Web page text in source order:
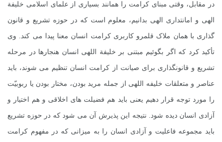
در مقابل، وقتی مبنای کرامت را همانند بسیاری از علمای اسلامی خلیفة
الهی و امانتداری الهی بدانیم، معلوم است که در حوزه تشریع و قانون
گذاری با همان ملاک قلمرو کاربری کرامت انسان معنا پیدا می کند. وی
تأکید کرد که اگر بگوئیم مبتنی بر خلیفة اللهی انسان هنجارها در مرحله
تشریع و قانونگذاری برای صیانت از کرامت انسان تنظیم می شوند، باید
عناصر و متعلقات خلیفه اللهی از جمله مرید بودن، مختار بودن یا ربوبیّت
را مورد توجه قرار دهیم یعنی باید هم فضیلت های اخلاقی و هم اختیار و
آزادی انسان دیده شود. نتیجه این پذیرش آن می شود که در حوزه تشریع
باید مجموعه فاعلیت و آزادی انسان را به میزانی که در مفهوم کرامت